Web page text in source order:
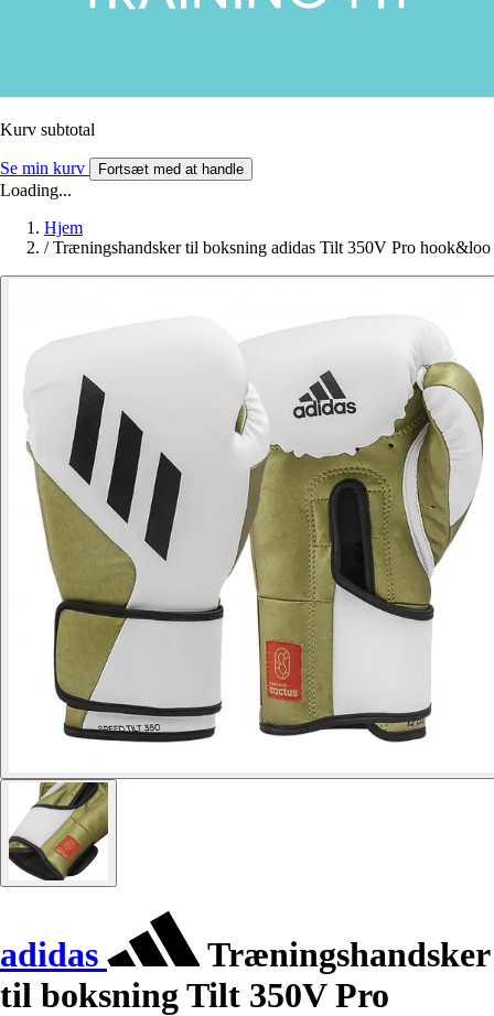
Kurv subtotal
Se min kurv Fortsæt med at handle
Loading...
Hjem
/ Træningshandsker til boksning adidas Tilt 350V Pro hook&loo
adidas
Træningshandsker
til boksning Tilt 350V Pro